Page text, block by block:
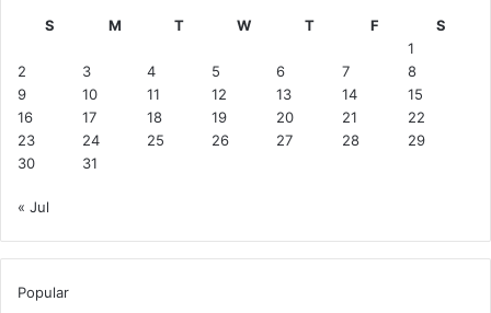
S M T W T F
S
1
2
3 4 5 6 7
8
9
10 11 12 13 14
15
16
17 18 19 20 21
22
23
24 25 26 27 28
29
30
31
« Jul
Popular